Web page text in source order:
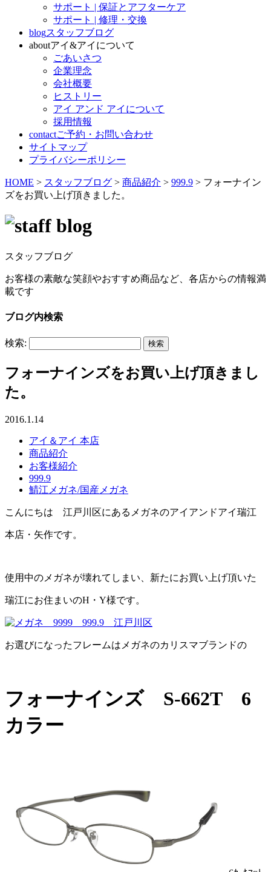
サポート | 保証とアフターケア
サポート | 修理・交換
blogスタッフブログ
aboutアイ&アイについて
ごあいさつ
企業理念
会社概要
ヒストリー
アイ アンド アイについて
採用情報
contactご予約・お問い合わせ
サイトマップ
プライバシーポリシー
HOME > スタッフブログ > 商品紹介 > 999.9 > フォーナイン
ズをお買い上げ頂きました。
スタッフブログ
お客様の素敵な笑顔やおすすめ商品など、各店からの情報満
載です
ブログ内検索
検索:
フォーナインズをお買い上げ頂きまし
た。
2016.1.14
アイ＆アイ 本店
商品紹介
お客様紹介
999.9
鯖江メガネ/国産メガネ
こんにちは 江戸川区にあるメガネのアイアンドアイ瑞江
本店・矢作です。
使用中のメガネが壊れてしまい、新たにお買い上げ頂いた
瑞江にお住まいのH・Y様です。
お選びになったフレームはメガネのカリスマブランドの
フォーナインズ S-662T 6
カラー